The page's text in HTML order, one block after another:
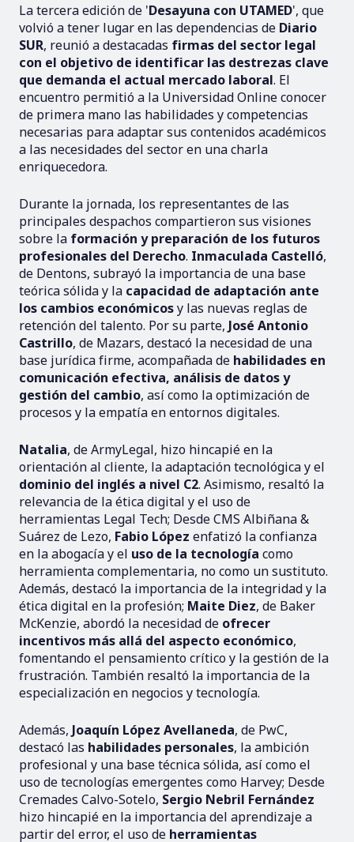
La tercera edición de 'Desayuna con UTAMED', que
volvió a tener lugar en las dependencias de Diario
SUR, reunió a destacadas firmas del sector legal
con el objetivo de identificar las destrezas clave
que demanda el actual mercado laboral. El
encuentro permitió a la Universidad Online conocer
de primera mano las habilidades y competencias
necesarias para adaptar sus contenidos académicos
a las necesidades del sector en una charla
enriquecedora.
Durante la jornada, los representantes de las
principales despachos compartieron sus visiones
sobre la formación y preparación de los futuros
profesionales del Derecho. Inmaculada Castelló,
de Dentons, subrayó la importancia de una base
teórica sólida y la capacidad de adaptación ante
los cambios económicosy las nuevas reglas de
retención del talento. Por su parte, José Antonio
Castrillo, de Mazars, destacó la necesidad de una
base jurídica firme, acompañada de habilidades en
comunicación efectiva, análisis de datos y
gestión del cambio, así como la optimización de
procesos y la empatía en entornos digitales.
Natalia, de ArmyLegal, hizo hincapié en la
orientación al cliente, la adaptación tecnológica y el
dominio del inglés a nivel C2. Asimismo, resaltó la
relevancia de la ética digital y el uso de
herramientas Legal Tech; Desde CMS Albiñana &
Suárez de Lezo, Fabio López enfatizó la confianza
en la abogacía y el uso de la tecnología como
herramienta complementaria, no como un sustituto.
Además, destacó la importancia de la integridad y la
ética digital en la profesión; Maite Diez, de Baker
McKenzie, abordó la necesidad de ofrecer
incentivos más allá del aspecto económico,
fomentando el pensamiento crítico y la gestión de la
frustración. También resaltó la importancia de la
especialización en negocios y tecnología.
Además, Joaquín López Avellaneda, de PwC,
destacó las habilidades personales, la ambición
profesional y una base técnica sólida, así como el
uso de tecnologías emergentes como Harvey; Desde
Cremades Calvo-Sotelo, Sergio Nebril Fernández
hizo hincapié en la importancia del aprendizaje a
partir del error, el uso de herramientas